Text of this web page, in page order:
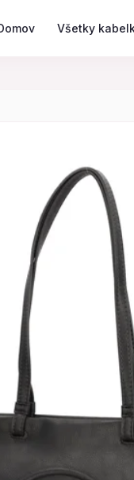
Všetky